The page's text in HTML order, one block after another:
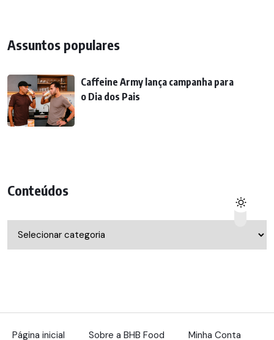
Assuntos populares
Caffeine Army lança campanha para
o Dia dos Pais
Conteúdos
Conteúdos
Página inicial Sobre a BHB Food Minha Conta